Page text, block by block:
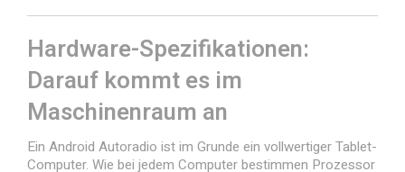
Hardware-Spezifikationen:
Darauf kommt es im
Maschinenraum an
Ein Android Autoradio ist im Grunde ein vollwertiger Tablet-
Computer. Wie bei jedem Computer bestimmen Prozessor